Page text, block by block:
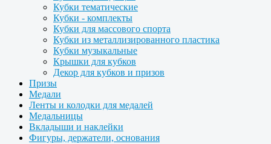
Кубки тематические
Кубки - комплекты
Кубки для массового спорта
Кубки из металлизированного пластика
Кубки музыкальные
Крышки для кубков
Декор для кубков и призов
Призы
Медали
Ленты и колодки для медалей
Медальницы
Вкладыши и наклейки
Фигуры, держатели, основания